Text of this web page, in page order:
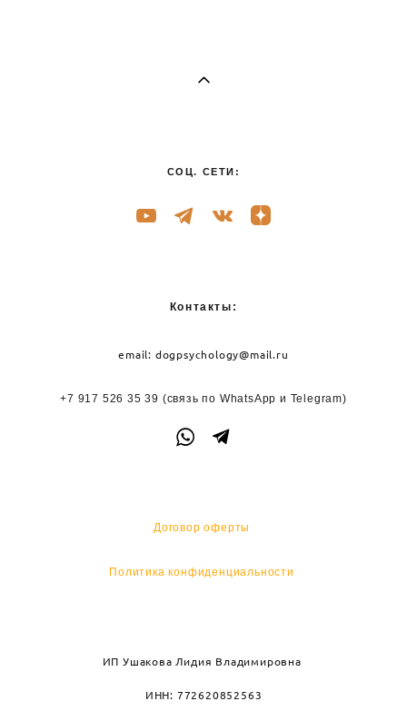
СОЦ. СЕТИ:
Контакты:
email: dogpsychology@mail.ru
+7 917 526 35 39 (связь по WhatsApp и Telegram)
Договор оферты
Политика конфиденциальности
ИП Ушакова Лидия Владимировна
ИНН: 772620852563